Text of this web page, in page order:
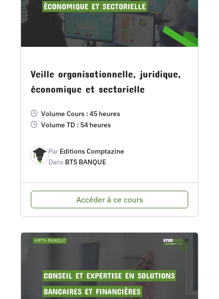
Veille organisationnelle, juridique,
économique et sectorielle
Volume Cours : 45 heures
Volume TD : 54 heures
Par Editions Comptazine
Dans BTS BANQUE
Accéder à ce cours